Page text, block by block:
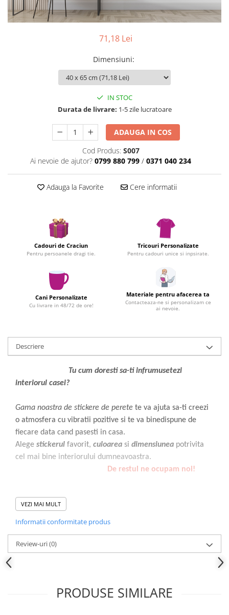
Pereti textili
Suspendate
Corturi Pliabile
Steaguri
Standuri Mari
Standuri Medii
Standuri Mici
71,18 Lei
Dimensiuni:
IN STOC
Durata de livrare: 1-5 zile lucratoare
ADAUGA IN COS
Cod Produs: S007
Ai nevoie de ajutor? 0799 880 799 / 0371 040 234
Adauga la Favorite Cere informatii
Cadouri de Craciun
Pentru persoanele dragi tie.
Tricouri Personalizate
Pentru cadouri unice si inpsirate.
Cani Personalizate
Cu livrare in 48/72 de ore!
Materiale pentru afacerea ta
Contacteaza-ne si personalizam ce
ai nevoie.
Descriere
Tu cum doresti sa-ti infrumusetezi
interiorul casei?
Gama noastra de stickere de perete te va ajuta sa-ti creezi
o atmosfera cu vibratii pozitive si te va binedispune de
fiecare data cand pasesti in casa.
Alege stickerul favorit, culoarea si dimensiunea potrivita
cel mai bine interiorului dumneavoastra.
De restul ne ocupam noi!
VEZI MAI MULT
Informatii conformitate produs
Review-uri(0)
PRODUSE SIMILARE